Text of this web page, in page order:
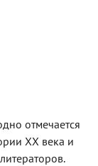
отмечается
XX века и